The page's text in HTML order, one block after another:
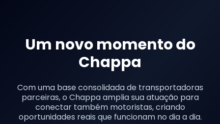
Um novo momento do
Chappa
Com uma base consolidada de transportadoras
parceiras, o Chappa amplia sua atuação para
conectar também motoristas, criando
oportunidades reais que funcionam no dia a dia.